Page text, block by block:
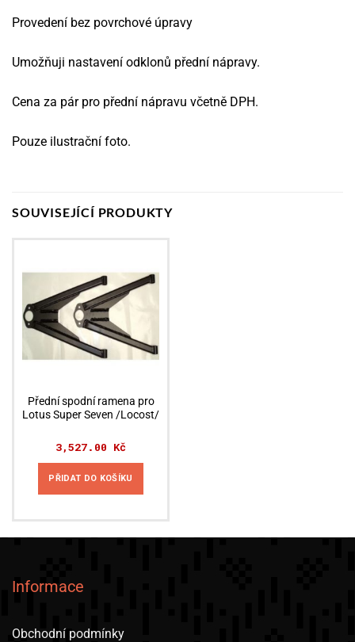
Provedení bez povrchové úpravy
Umožňuji nastavení odklonů přední nápravy.
Cena za pár pro přední nápravu včetně DPH.
Pouze ilustrační foto.
SOUVISEJÍCÍ PRODUKTY
Přední spodní ramena pro
Lotus Super Seven /Locost/
3,527.00 Kč
PŘIDAT DO KOŠÍKU
Informace
Obchodní podmínky